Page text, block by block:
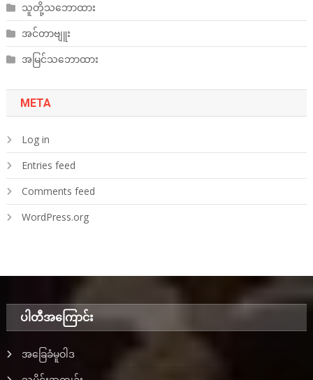
သူတို့သဘောထား
အင်တာဗျူး
အမြင်သဘောထား
META
Log in
Entries feed
Comments feed
WordPress.org
ပါတီအ‌ကြောင်း
အခြေခံမူဝါဒ